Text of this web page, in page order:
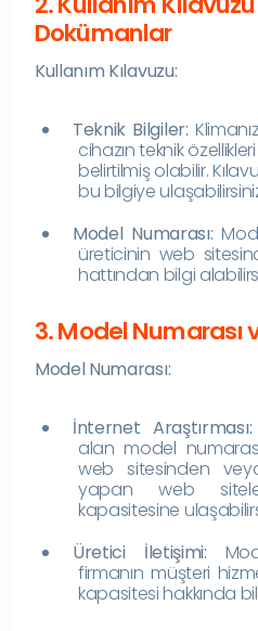
Dokümanlar
Kullanım Kılavuzu:
Teknik Bilgiler:
cihazın teknik
belirtilmiş olabilir.
bu bilgiye
Model Numarası:
üreticinin web
hattından bilgi
3. Model Numarası
Model Numarası:
İnternet Araştırması:
alan model
web sitesinden
yapan web
kapasitesine
Üretici İletişimi:
firmanın müşteri
kapasitesi hakkında